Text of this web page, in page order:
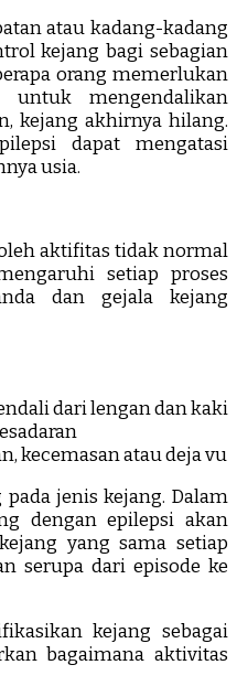
atau kadang-kadang
kejang bagi sebagian
orang memerlukan
untuk mengendalikan
kejang akhirnya hilang.
dapat mengatasi
usia.
aktifitas tidak normal
setiap proses
dan gejala kejang
dari lengan dan kaki
kecemasan atau deja vu
jenis kejang. Dalam
dengan epilepsi akan
yang sama setiap
serupa dari episode ke
kejang sebagai
bagaimana aktivitas